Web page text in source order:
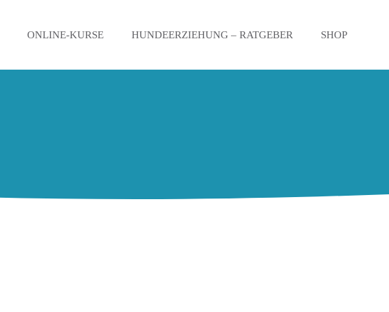
ONLINE-KURSE HUNDEERZIEHUNG – RATGEBER SHOP